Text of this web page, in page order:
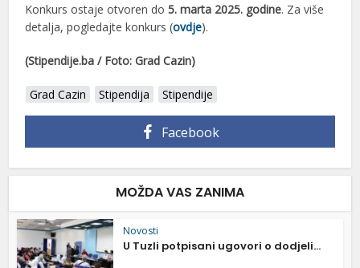
Konkurs ostaje otvoren do5. marta 2025. godine. Za više
detalja, pogledajte konkurs (ovdje).
(Stipendije.ba / Foto: Grad Cazin)
Grad Cazin Stipendija Stipendije
Facebook
MOŽDA VAS ZANIMA
Novosti
U Tuzli potpisani ugovori o dodjeli...